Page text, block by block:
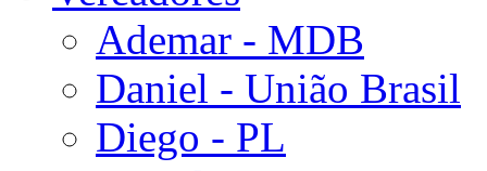
Ademar - MDB
Daniel - União Brasil
Diego - PL